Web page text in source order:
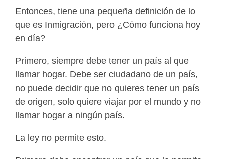
Entonces, tiene una pequeña definición de lo
que es Inmigración, pero ¿Cómo funciona hoy
en día?
Primero, siempre debe tener un país al que
llamar hogar. Debe ser ciudadano de un país,
no puede decidir que no quieres tener un país
de origen, solo quiere viajar por el mundo y no
llamar hogar a ningún país.
La ley no permite esto.